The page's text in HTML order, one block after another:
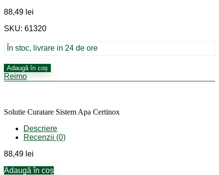
88,49 lei
SKU: 61320
În stoc, livrare in 24 de ore
Cantitate
Solutie
Certinox
Adaugă în coș
Reimo
Solutie Curatare Sistem Apa Certinox
Descriere
Recenzii (0)
88,49 lei
Adaugă în coș